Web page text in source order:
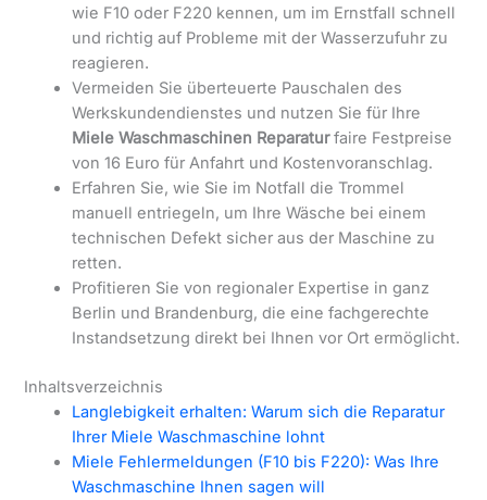
wie F10 oder F220 kennen, um im Ernstfall schnell
und richtig auf Probleme mit der Wasserzufuhr zu
reagieren.
Vermeiden Sie überteuerte Pauschalen des
Werkskundendienstes und nutzen Sie für Ihre
Miele Waschmaschinen Reparaturfaire Festpreise
von 16 Euro für Anfahrt und Kostenvoranschlag.
Erfahren Sie, wie Sie im Notfall die Trommel
manuell entriegeln, um Ihre Wäsche bei einem
technischen Defekt sicher aus der Maschine zu
retten.
Profitieren Sie von regionaler Expertise in ganz
Berlin und Brandenburg, die eine fachgerechte
Instandsetzung direkt bei Ihnen vor Ort ermöglicht.
Inhaltsverzeichnis
Langlebigkeit erhalten: Warum sich die Reparatur
Ihrer Miele Waschmaschine lohnt
Miele Fehlermeldungen (F10 bis F220): Was Ihre
Waschmaschine Ihnen sagen will